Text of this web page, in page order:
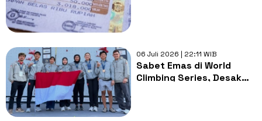
06 Juli 2026 | 22:11 WIB
Sabet Emas di World
Climbing Series, Desak